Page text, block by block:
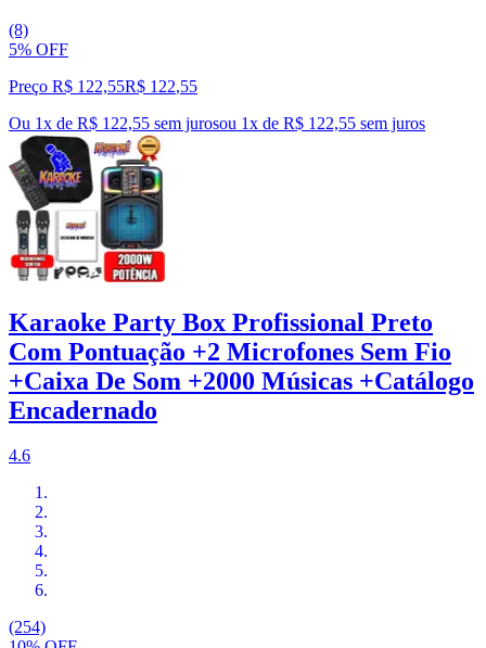
(8)
5% OFF
Preço R$ 122,55R$ 122,55
Ou 1x de R$ 122,55 sem jurosou 1x de R$ 122,55 sem juros
Karaoke Party Box Profissional Preto
Com Pontuação +2 Microfones Sem Fio
+Caixa De Som +2000 Músicas +Catálogo
Encadernado
4.6
(254)